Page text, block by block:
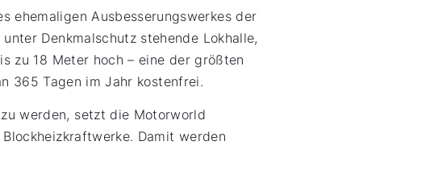
ehemaligen Ausbesserungswerkes der
Denkmalschutz stehende Lokhalle,
zu 18 Meter hoch – eine der größten
365 Tagen im Jahr kostenfrei.
werden, setzt die Motorworld
Damit werden